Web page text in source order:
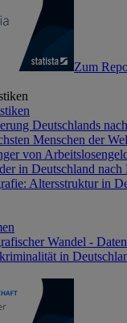
Zum
Deutschlands
Menschen der
von
in Deutschland
Altersstruktur in
Wandel -
in